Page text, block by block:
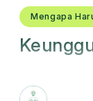
Mengapa